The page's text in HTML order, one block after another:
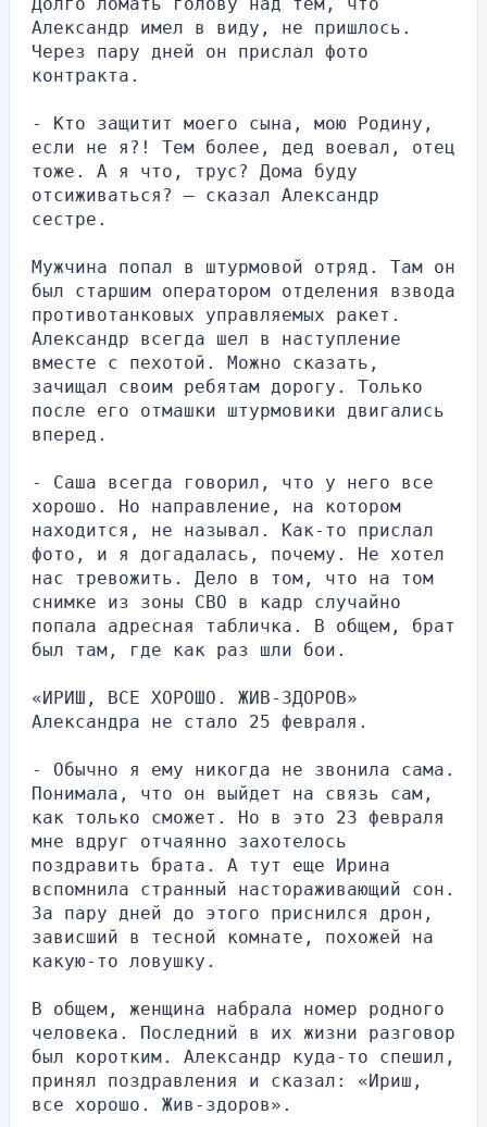
Александр имел в виду, не пришлось.
Через пару дней он прислал фото
контракта.
- Кто защитит моего сына, мою Родину,
если не я?! Тем более, дед воевал, отец
тоже. А я что, трус? Дома буду
отсиживаться? – сказал Александр
сестре.
Мужчина попал в штурмовой отряд. Там он
был старшим оператором отделения взвода
противотанковых управляемых ракет.
Александр всегда шел в наступление
вместе с пехотой. Можно сказать,
зачищал своим ребятам дорогу. Только
после его отмашки штурмовики двигались
вперед.
- Саша всегда говорил, что у него все
хорошо. Но направление, на котором
находится, не называл. Как-то прислал
фото, и я догадалась, почему. Не хотел
нас тревожить. Дело в том, что на том
снимке из зоны СВО в кадр случайно
попала адресная табличка. В общем, брат
был там, где как раз шли бои.
«ИРИШ, ВСЕ ХОРОШО. ЖИВ-ЗДОРОВ»
Александра не стало 25 февраля.
- Обычно я ему никогда не звонила сама.
Понимала, что он выйдет на связь сам,
как только сможет. Но в это 23 февраля
мне вдруг отчаянно захотелось
поздравить брата. А тут еще Ирина
вспомнила странный настораживающий сон.
За пару дней до этого приснился дрон,
зависший в тесной комнате, похожей на
какую-то ловушку.
В общем, женщина набрала номер родного
человека. Последний в их жизни разговор
был коротким. Александр куда-то спешил,
принял поздравления и сказал: «Ириш,
все хорошо. Жив-здоров».